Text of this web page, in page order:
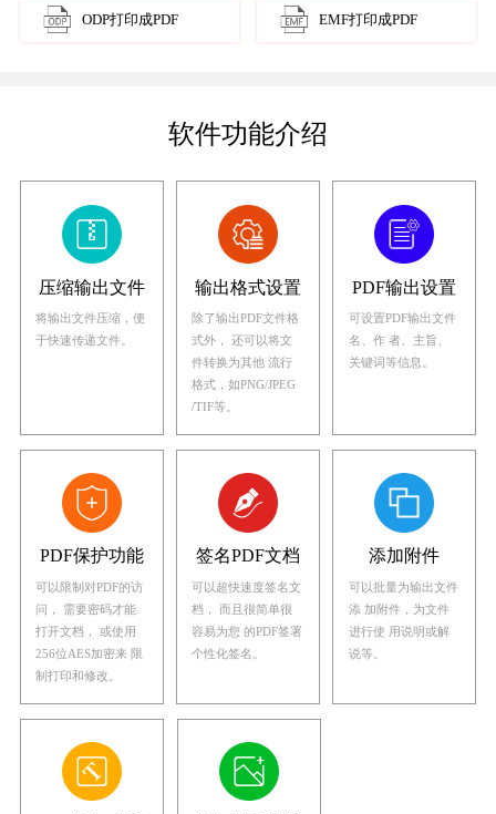
ODP打印成PDF EMF打印成PDF
软件功能介绍
压缩输出文件
将输出文件压缩，便
于快速传递文件。
输出格式设置
除了输出PDF文件格
式外， 还可以将文
件转换为其他 流行
格式，如PNG/JPEG
/TIF等。
PDF输出设置
可设置PDF输出文件
名、作 者、主旨、
关键词等信息。
PDF保护功能
可以限制对PDF的访
问， 需要密码才能
打开文档， 或使用
256位AES加密来 限
制打印和修改。
签名PDF文档
可以超快速度签名文
档， 而且很简单很
容易为您 的PDF签署
个性化签名。
添加附件
可以批量为输出文件
添 加附件，为文件
进行使 用说明或解
说等。